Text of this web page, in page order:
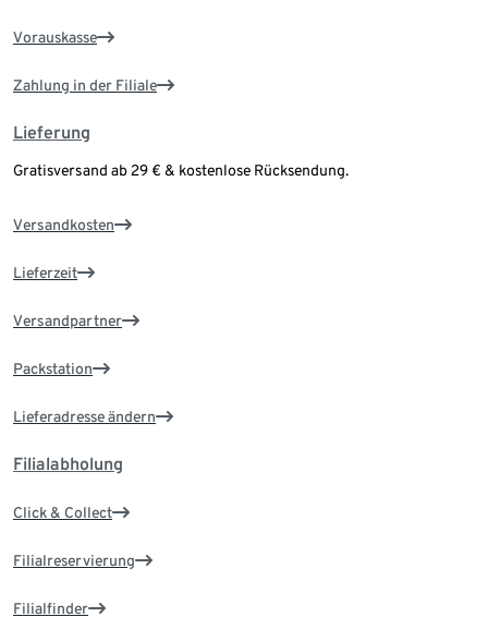
Vorauskasse
Zahlung in der Filiale
Lieferung
Gratisversand ab 29 € & kostenlose Rücksendung.
Versandkosten
Lieferzeit
Versandpartner
Packstation
Lieferadresse ändern
Filialabholung
Click & Collect
Filialreservierung
Filialfinder